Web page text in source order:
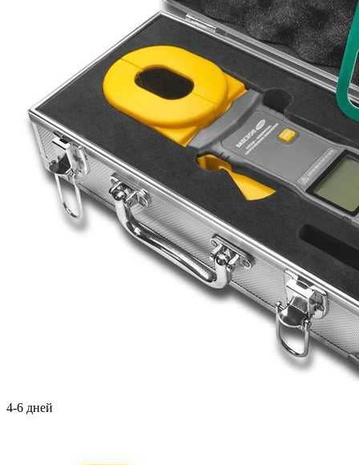
4-6 дней